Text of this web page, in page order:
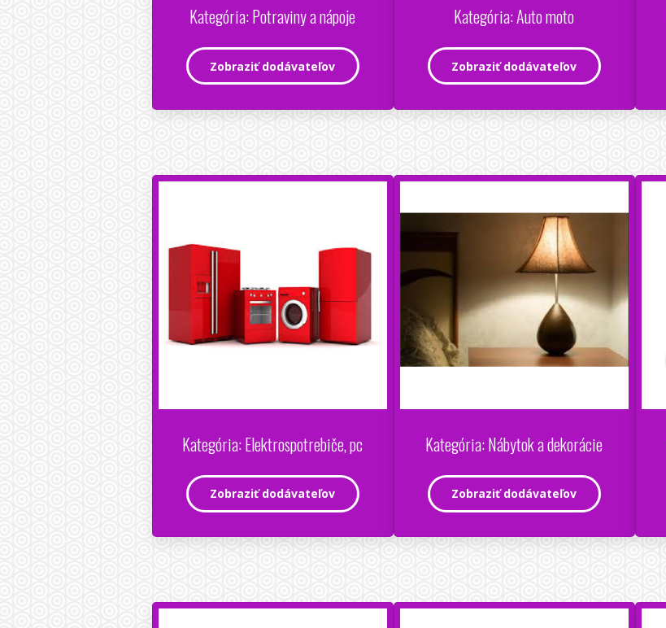
Kategória: Potraviny a nápoje
Zobraziť dodávateľov
Kategória: Auto moto
Zobraziť dodávateľov
Kategória: Elektrospotrebiče, pc
Zobraziť dodávateľov
Kategória: Nábytok a dekorácie
Zobraziť dodávateľov